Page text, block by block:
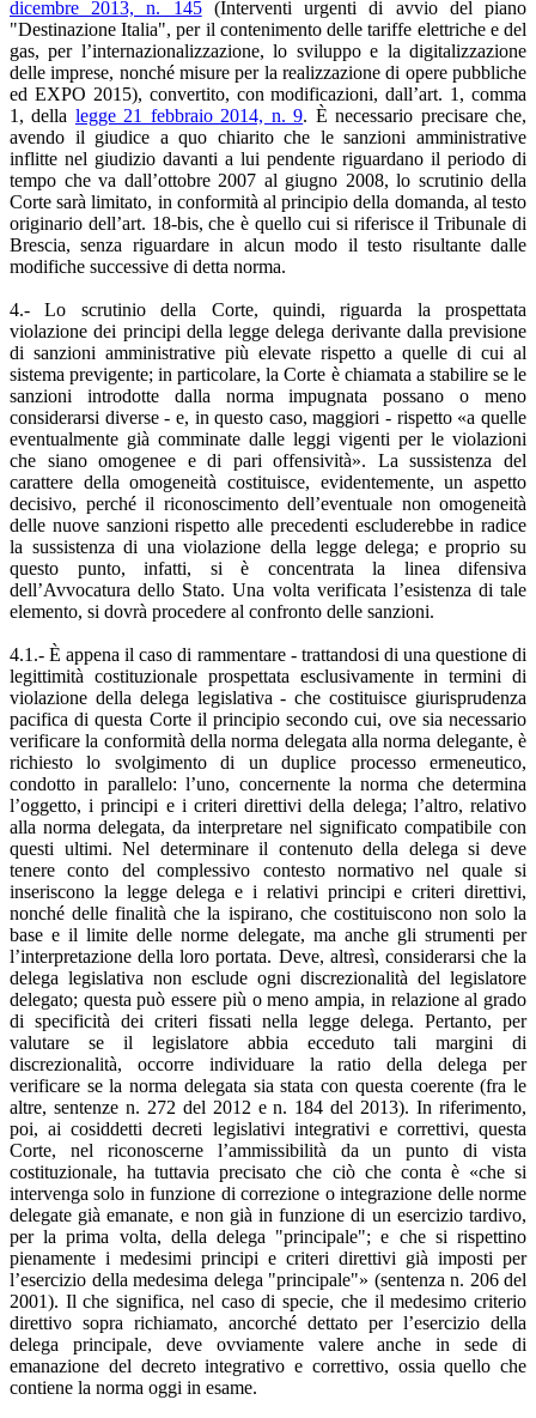
dicembre 2013, n. 145(Interventi urgenti di avvio del piano
"Destinazione Italia", per il contenimento delle tariffe elettriche e del
gas, per l’internazionalizzazione, lo sviluppo e la digitalizzazione
delle imprese, nonché misure per la realizzazione di opere pubbliche
ed EXPO 2015), convertito, con modificazioni, dall’art. 1, comma
1, della legge 21 febbraio 2014, n. 9. È necessario precisare che,
avendo il giudice a quo chiarito che le sanzioni amministrative
inflitte nel giudizio davanti a lui pendente riguardano il periodo di
tempo che va dall’ottobre 2007 al giugno 2008, lo scrutinio della
Corte sarà limitato, in conformità al principio della domanda, al testo
originario dell’art. 18-bis, che è quello cui si riferisce il Tribunale di
Brescia, senza riguardare in alcun modo il testo risultante dalle
modifiche successive di detta norma.
4.- Lo scrutinio della Corte, quindi, riguarda la prospettata
violazione dei principi della legge delega derivante dalla previsione
di sanzioni amministrative più elevate rispetto a quelle di cui al
sistema previgente; in particolare, la Corte è chiamata a stabilire se le
sanzioni introdotte dalla norma impugnata possano o meno
considerarsi diverse - e, in questo caso, maggiori - rispetto «a quelle
eventualmente già comminate dalle leggi vigenti per le violazioni
che siano omogenee e di pari offensività». La sussistenza del
carattere della omogeneità costituisce, evidentemente, un aspetto
decisivo, perché il riconoscimento dell’eventuale non omogeneità
delle nuove sanzioni rispetto alle precedenti escluderebbe in radice
la sussistenza di una violazione della legge delega; e proprio su
questo punto, infatti, si è concentrata la linea difensiva
dell’Avvocatura dello Stato. Una volta verificata l’esistenza di tale
elemento, si dovrà procedere al confronto delle sanzioni.
4.1.- È appena il caso di rammentare - trattandosi di una questione di
legittimità costituzionale prospettata esclusivamente in termini di
violazione della delega legislativa - che costituisce giurisprudenza
pacifica di questa Corte il principio secondo cui, ove sia necessario
verificare la conformità della norma delegata alla norma delegante, è
richiesto lo svolgimento di un duplice processo ermeneutico,
condotto in parallelo: l’uno, concernente la norma che determina
l’oggetto, i principi e i criteri direttivi della delega; l’altro, relativo
alla norma delegata, da interpretare nel significato compatibile con
questi ultimi. Nel determinare il contenuto della delega si deve
tenere conto del complessivo contesto normativo nel quale si
inseriscono la legge delega e i relativi principi e criteri direttivi,
nonché delle finalità che la ispirano, che costituiscono non solo la
base e il limite delle norme delegate, ma anche gli strumenti per
l’interpretazione della loro portata. Deve, altresì, considerarsi che la
delega legislativa non esclude ogni discrezionalità del legislatore
delegato; questa può essere più o meno ampia, in relazione al grado
di specificità dei criteri fissati nella legge delega. Pertanto, per
valutare se il legislatore abbia ecceduto tali margini di
discrezionalità, occorre individuare la ratio della delega per
verificare se la norma delegata sia stata con questa coerente (fra le
altre, sentenze n. 272 del 2012 e n. 184 del 2013). In riferimento,
poi, ai cosiddetti decreti legislativi integrativi e correttivi, questa
Corte, nel riconoscerne l’ammissibilità da un punto di vista
costituzionale, ha tuttavia precisato che ciò che conta è «che si
intervenga solo in funzione di correzione o integrazione delle norme
delegate già emanate, e non già in funzione di un esercizio tardivo,
per la prima volta, della delega "principale"; e che si rispettino
pienamente i medesimi principi e criteri direttivi già imposti per
l’esercizio della medesima delega "principale"» (sentenza n. 206 del
2001). Il che significa, nel caso di specie, che il medesimo criterio
direttivo sopra richiamato, ancorché dettato per l’esercizio della
delega principale, deve ovviamente valere anche in sede di
emanazione del decreto integrativo e correttivo, ossia quello che
contiene la norma oggi in esame.